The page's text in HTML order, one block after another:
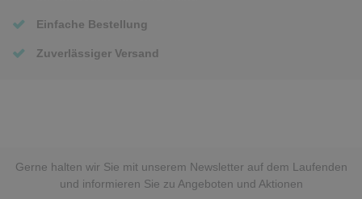
Einfache Bestellung
Zuverlässiger Versand
Gerne halten wir Sie mit unserem Newsletter auf dem Laufenden
und informieren Sie zu Angeboten und Aktionen